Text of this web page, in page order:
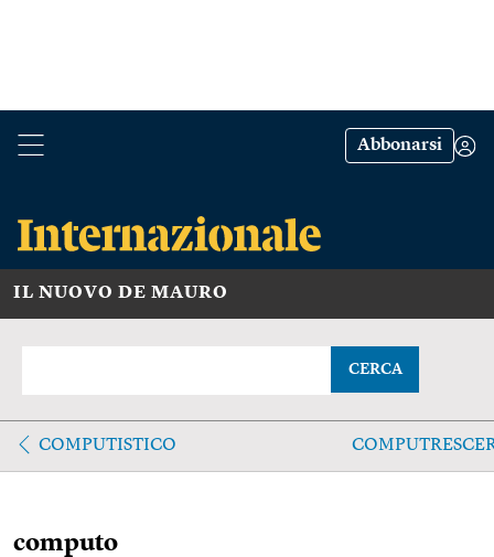
Abbonarsi
IL NUOVO DE MAURO
CERCA
COMPUTISTICO
computo